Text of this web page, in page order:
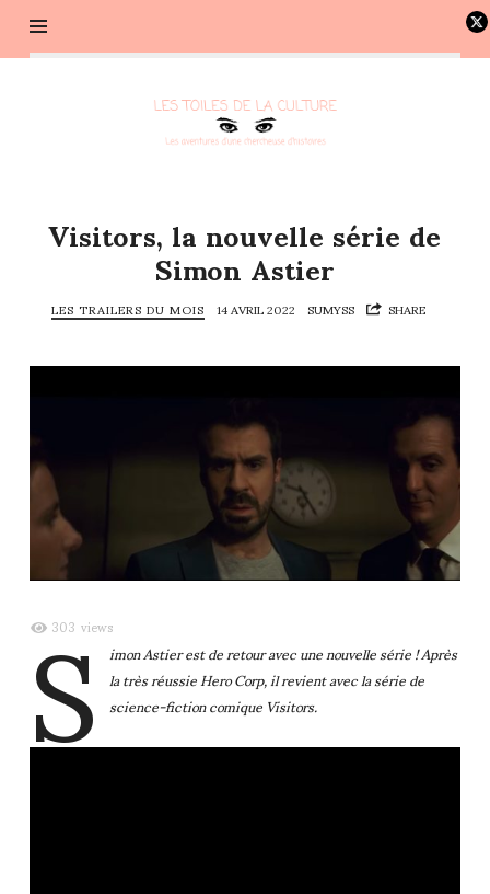
Les
toiles
culture
–Les
aventures
d'une
chercheuse
d'histoires
Visitors, la nouvelle série de
Simon Astier
LES TRAILERS DU MOIS 14 AVRIL 2022 SUMYSS SHARE
303views
S imon Astier est de retour avec une nouvelle série ! Après
la très réussie Hero Corp, il revient avec la série de
science-fiction comique Visitors.